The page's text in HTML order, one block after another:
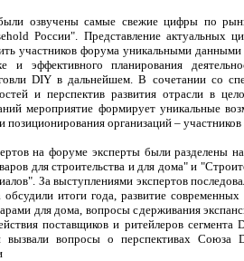
озвучены самые свежие цифры по
России". Представление актуальных
участников форума уникальными
и эффективного планирования
DIY в дальнейшем. В сочетании со
и перспектив развития отрасли в
мероприятие формирует уникальные
позиционирования организаций –
на форуме эксперты были разделены
для строительства и для дома" и
За выступлениями экспертов
итоги года, развитие
для дома, вопросы сдерживания
поставщиков и ритейлеров
вызвали вопросы о перспективах Союза